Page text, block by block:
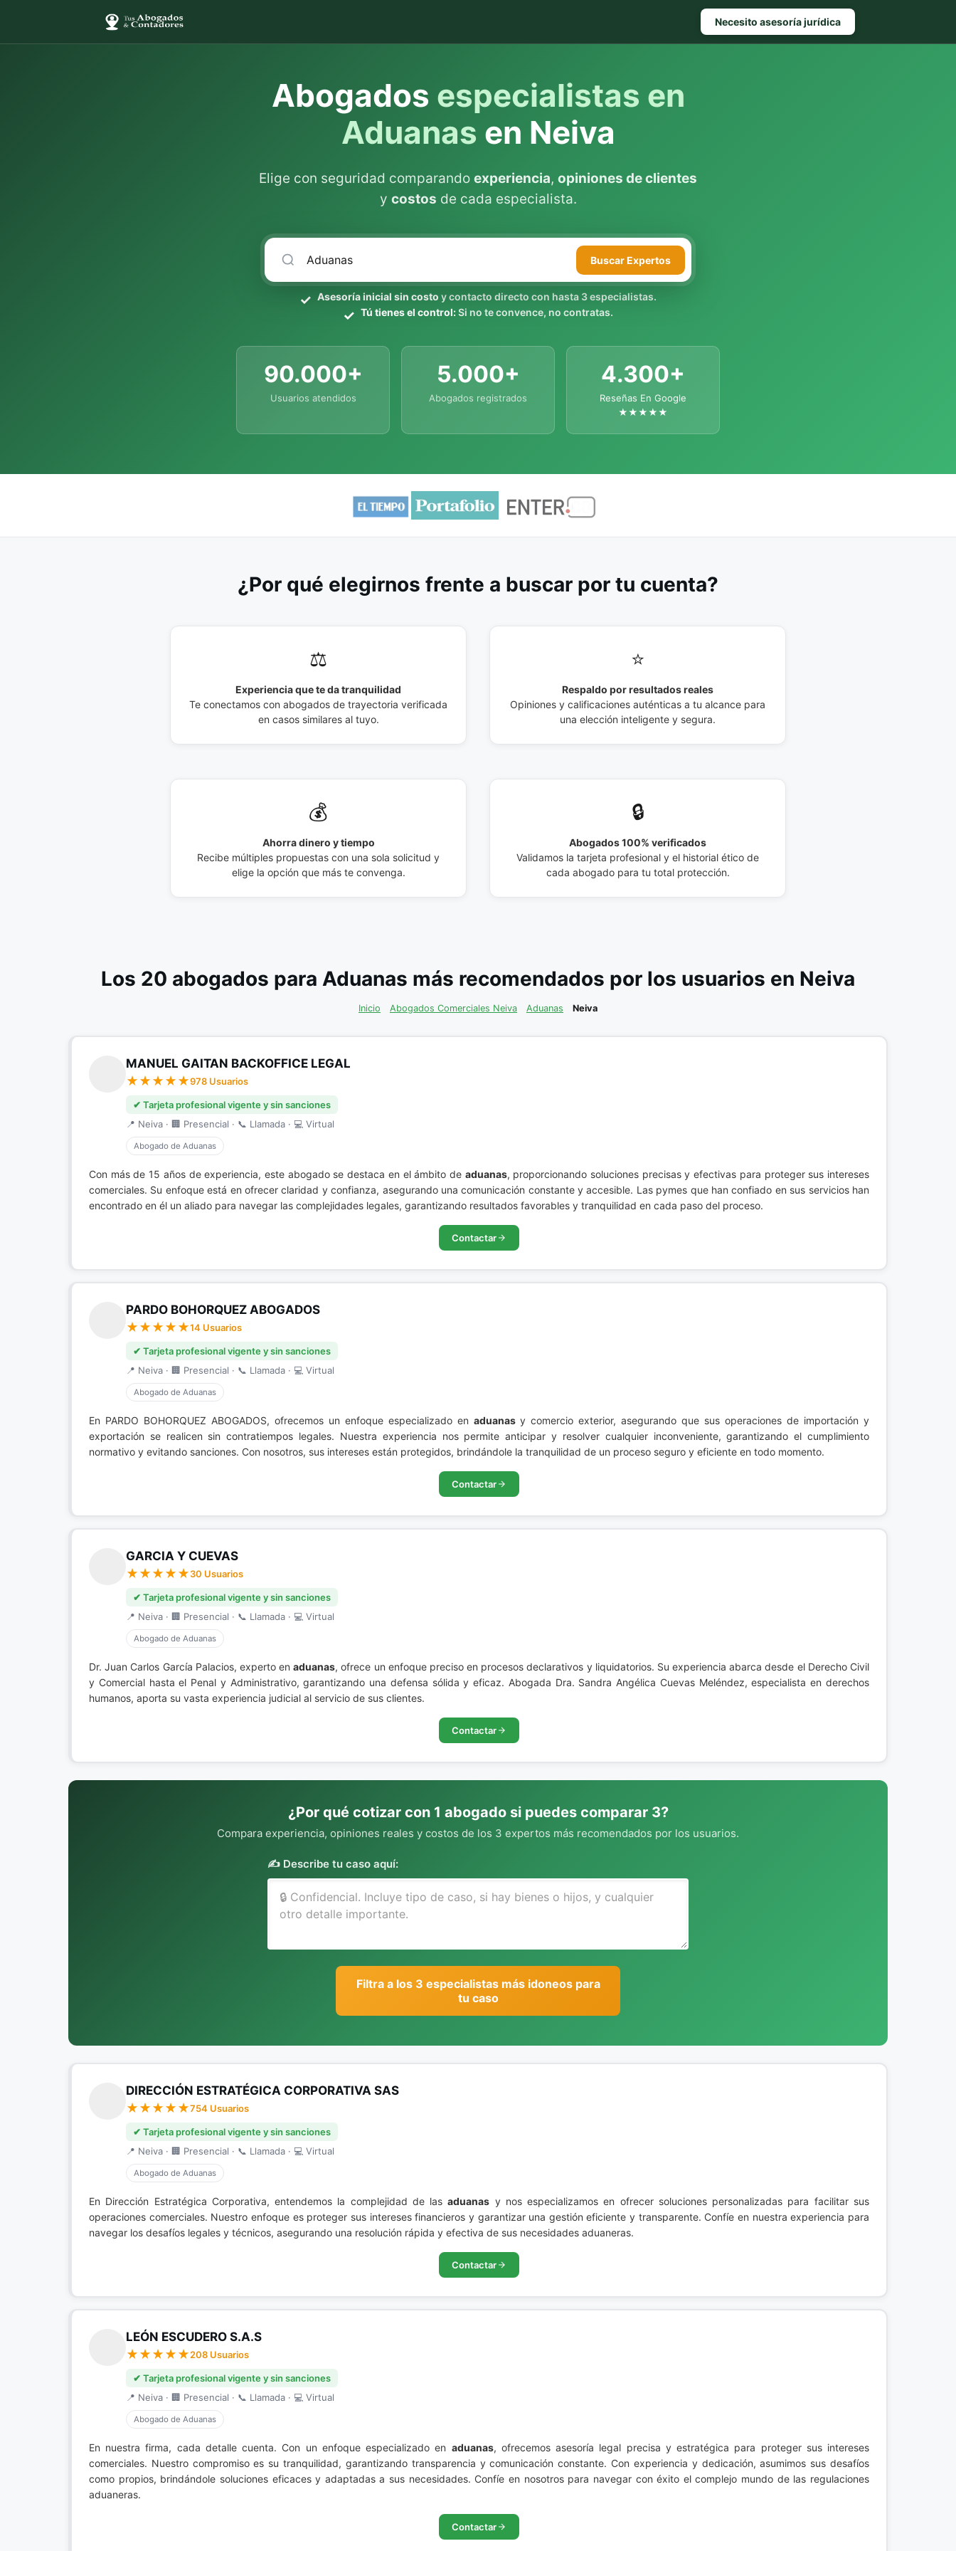
Necesito asesoría jurídica
Abogados especialistas en
Aduanas en Neiva
Elige con seguridad comparando experiencia, opiniones de clientes
y costos de cada especialista.
BuscarExpertos
Asesoría inicial sin costo y contacto directo con hasta 3 especialistas.
Tú tienes el control:Si no te convence, no contratas.
90.000+
Usuarios atendidos
5.000+
Abogados registrados
4.300+
Reseñas En Google
★★★★★
¿Por qué elegirnos frente a buscar por tu cuenta?
⚖️
Experiencia que te da tranquilidad
Te conectamos con abogados de trayectoria verificada
en casos similares al tuyo.
⭐
Respaldo por resultados reales
Opiniones y calificaciones auténticas a tu alcance para
una elección inteligente y segura.
💰
Ahorra dinero y tiempo
Recibe múltiples propuestas con una sola solicitud y
elige la opción que más te convenga.
🔒
Abogados 100% verificados
Validamos la tarjeta profesional y el historial ético de
cada abogado para tu total protección.
Los 20 abogados para Aduanas más recomendados por los usuarios en Neiva
Inicio Abogados Comerciales Neiva Aduanas Neiva
MANUEL GAITAN BACKOFFICE LEGAL
978 Usuarios
✔ Tarjeta profesional vigente y sin sanciones
📍 Neiva · 🏢 Presencial · 📞 Llamada · 💻 Virtual
Abogado de Aduanas
Con más de 15 años de experiencia, este abogado se destaca en el ámbito de aduanas, proporcionando soluciones precisas y efectivas para proteger sus intereses
comerciales. Su enfoque está en ofrecer claridad y confianza, asegurando una comunicación constante y accesible. Las pymes que han confiado en sus servicios han
encontrado en él un aliado para navegar las complejidades legales, garantizando resultados favorables y tranquilidad en cada paso del proceso.
Contactar
PARDO BOHORQUEZ ABOGADOS
14 Usuarios
✔ Tarjeta profesional vigente y sin sanciones
📍 Neiva · 🏢 Presencial · 📞 Llamada · 💻 Virtual
Abogado de Aduanas
En PARDO BOHORQUEZ ABOGADOS, ofrecemos un enfoque especializado en aduanasy comercio exterior, asegurando que sus operaciones de importación y
exportación se realicen sin contratiempos legales. Nuestra experiencia nos permite anticipar y resolver cualquier inconveniente, garantizando el cumplimiento
normativo y evitando sanciones. Con nosotros, sus intereses están protegidos, brindándole la tranquilidad de un proceso seguro y eficiente en todo momento.
Contactar
GARCIA Y CUEVAS
30 Usuarios
✔ Tarjeta profesional vigente y sin sanciones
📍 Neiva · 🏢 Presencial · 📞 Llamada · 💻 Virtual
Abogado de Aduanas
Dr. Juan Carlos García Palacios, experto enaduanas, ofrece un enfoque preciso en procesos declarativos y liquidatorios. Su experiencia abarca desde el Derecho Civil
y Comercial hasta el Penal y Administrativo, garantizando una defensa sólida y eficaz. Abogada Dra. Sandra Angélica Cuevas Meléndez, especialista en derechos
humanos, aporta su vasta experiencia judicial al servicio de sus clientes.
Contactar
¿Por qué cotizar con 1 abogado si puedes comparar 3?
Compara experiencia, opiniones reales y costos de los 3 expertos más recomendados por los usuarios.
✍️ Describe tu caso aquí:
Filtra a los 3 especialistas más idoneos para
tu caso
DIRECCIÓN ESTRATÉGICA CORPORATIVA SAS
754 Usuarios
✔ Tarjeta profesional vigente y sin sanciones
📍 Neiva · 🏢 Presencial · 📞 Llamada · 💻 Virtual
Abogado de Aduanas
En Dirección Estratégica Corporativa, entendemos la complejidad de lasaduanas y nos especializamos en ofrecer soluciones personalizadas para facilitar sus
operaciones comerciales. Nuestro enfoque es proteger sus intereses financieros y garantizar una gestión eficiente y transparente. Confíe en nuestra experiencia para
navegar los desafíos legales y técnicos, asegurando una resolución rápida y efectiva de sus necesidades aduaneras.
Contactar
LEÓN ESCUDERO S.A.S
208 Usuarios
✔ Tarjeta profesional vigente y sin sanciones
📍 Neiva · 🏢 Presencial · 📞 Llamada · 💻 Virtual
Abogado de Aduanas
En nuestra firma, cada detalle cuenta. Con un enfoque especializado en aduanas, ofrecemos asesoría legal precisa y estratégica para proteger sus intereses
comerciales. Nuestro compromiso es su tranquilidad, garantizando transparencia y comunicación constante. Con experiencia y dedicación, asumimos sus desafíos
como propios, brindándole soluciones eficaces y adaptadas a sus necesidades. Confíe en nosotros para navegar con éxito el complejo mundo de las regulaciones
aduaneras.
Contactar